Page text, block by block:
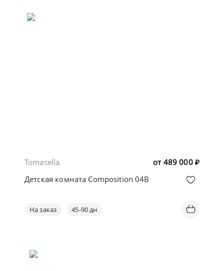
от 489 000 ₽
Tomasella
Детская комната Composition 04B
На заказ 45-90 дн